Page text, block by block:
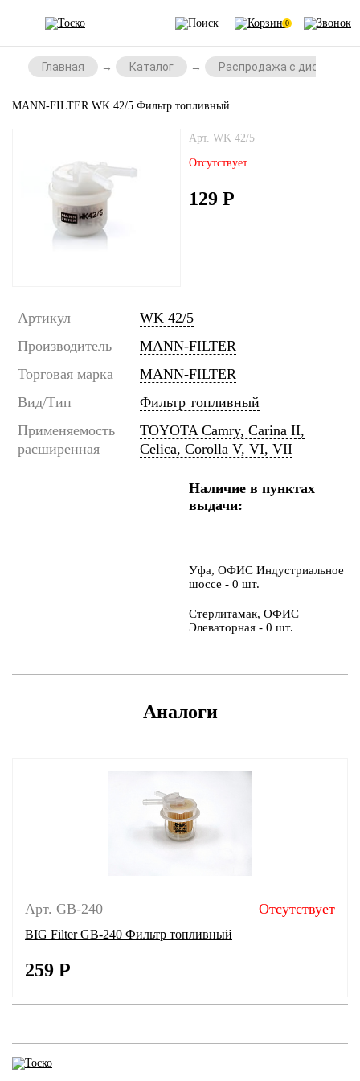
0
Главная Каталог Распродажа с дисконтом
MANN-FILTER WK 42/5 Фильтр топливный
Арт. WK 42/5
Отсутствует
129 Р
Артикул
WK 42/5
Производитель
MANN-FILTER
Торговая марка
MANN-FILTER
Вид/Тип
Фильтр топливный
Применяемость
расширенная
TOYOTA Camry, Carina II,
Celica, Corolla V, VI, VII
Наличие в пунктах
выдачи:
Уфа, ОФИС Индустриальное
шоссе - 0 шт.
Стерлитамак, ОФИС
Элеваторная - 0 шт.
Аналоги
Арт. GB-240 Отсутствует
BIG Filter GB-240 Фильтр топливный
259 Р